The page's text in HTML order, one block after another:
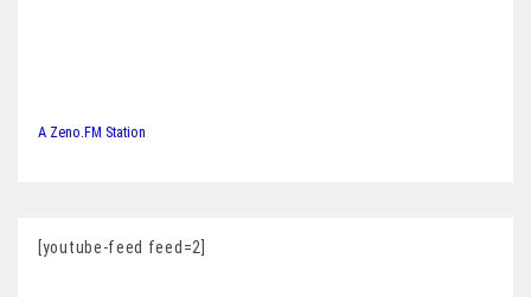
A Zeno.FM Station
[youtube-feed feed=2]